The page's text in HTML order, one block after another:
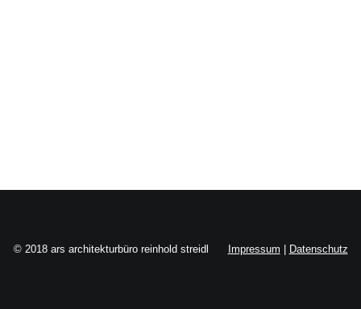
© 2018 ars architekturbüro reinhold streidl Impressum Datenschutz